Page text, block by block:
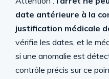
date antérieure à la
justification médicale
vérifie les dates, et le
si une anomalie est
contrôle précis sur ce